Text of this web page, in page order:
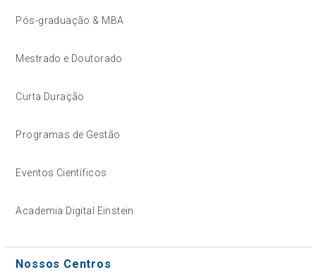
Pós-graduação & MBA
Mestrado e Doutorado
Curta Duração
Programas de Gestão
Eventos Científicos
Academia Digital Einstein
Nossos Centros